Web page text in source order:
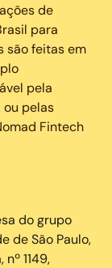
de
para
são feitas em
pela
ou pelas
Fintech
do grupo
de São Paulo,
1149,